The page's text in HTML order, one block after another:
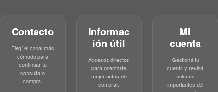
Contacto
Elegí el canal más
cómodo para
continuar tu
consulta o
compra.
Informac
ión útil
Accesos directos
para orientarte
mejor antes de
comprar.
Mi
cuenta
Gestioná tu
cuenta y revisá
enlaces
importantes del